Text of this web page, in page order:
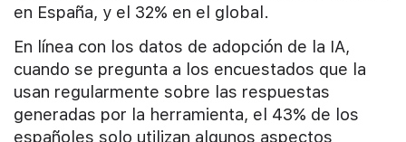
en España, y el 32% en el global.
En línea con los datos de adopción de la IA,
cuando se pregunta a los encuestados que la
usan regularmente sobre las respuestas
generadas por la herramienta, el 43% de los
españoles solo utilizan algunos aspectos